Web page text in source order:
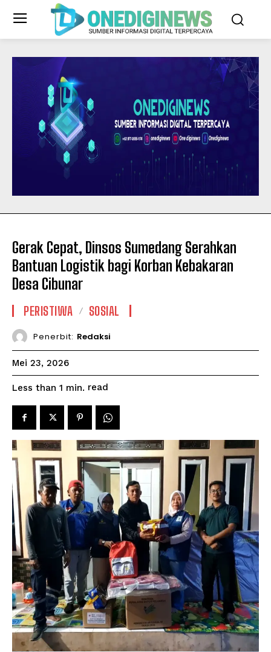
Gerak Cepat, Dinsos Sumedang Serahkan
Bantuan Logistik bagi Korban Kebakaran
Desa Cibunar
PERISTIWA SOSIAL
Penerbit: Redaksi
Mei 23, 2026
Less than 1 min. read